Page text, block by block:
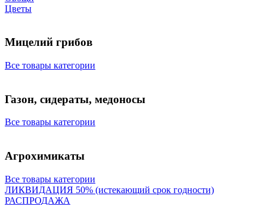
Цветы
Мицелий грибов
Все товары категории
Газон, сидераты, медоносы
Все товары категории
Агрохимикаты
Все товары категории
ЛИКВИДАЦИЯ 50% (истекающий срок годности)
РАСПРОДАЖА